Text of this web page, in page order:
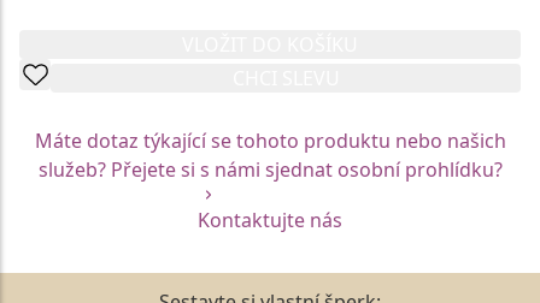
Máte dotaz týkající se tohoto produktu nebo našich
služeb? Přejete si s námi sjednat osobní prohlídku?
Kontaktujte nás